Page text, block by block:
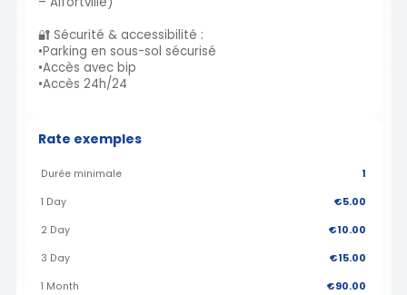
🔐 Sécurité & accessibilité :
•Parking en sous-sol sécurisé
•Accès avec bip
•Accès 24h/24
Rate exemples
Durée minimale 1
1 Day €5.00
2 Day €10.00
3 Day €15.00
1 Month €90.00